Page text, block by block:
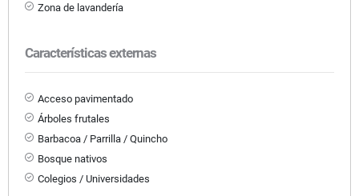
Zona de lavandería
Características externas
Acceso pavimentado
Árboles frutales
Barbacoa / Parrilla / Quincho
Bosque nativos
Colegios / Universidades